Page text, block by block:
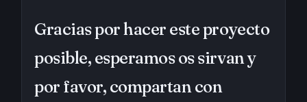
Gracias por hacer este proyecto
posible, esperamos os sirvan y
por favor, compartan con